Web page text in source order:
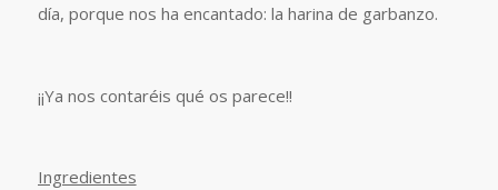
día, porque nos ha encantado: la harina de garbanzo.
¡¡Ya nos contaréis qué os parece!!
Ingredientes